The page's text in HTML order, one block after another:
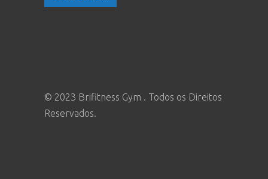
© 2023 Brifitness Gym . Todos os Direitos
Reservados.